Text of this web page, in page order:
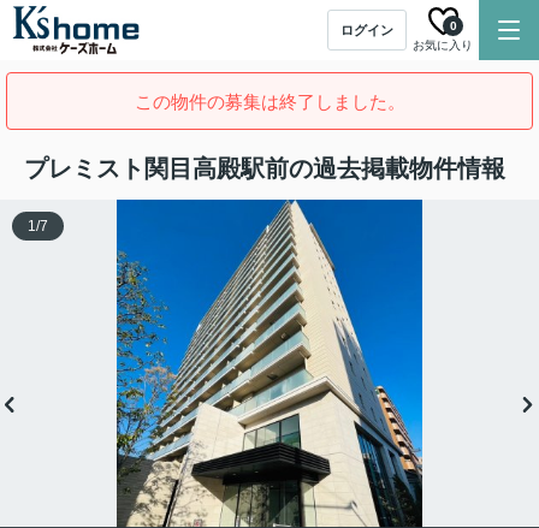
ログイン
お気に入り
0
この物件の募集は終了しました。
プレミスト関目高殿駅前の過去掲載物件情報
1/7